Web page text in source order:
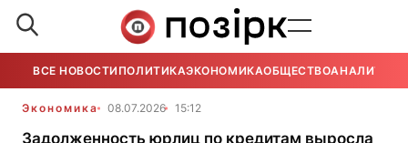
ВСЕ НОВОСТИ ПОЛИТИКАЭКОНОМИКАОБЩЕСТВОАНАЛИТИКА
Экономика 08.07.2026 15:12
Задолженность юрлиц по кредитам выросла